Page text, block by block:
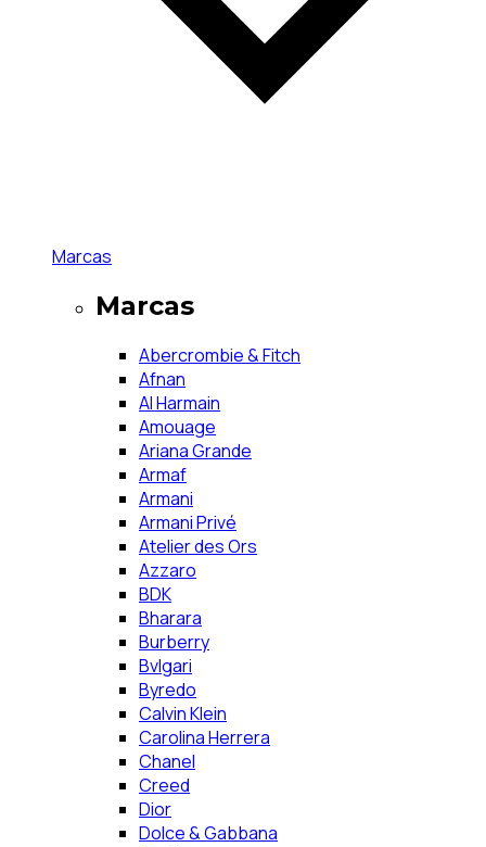
Marcas
Marcas
Abercrombie & Fitch
Afnan
Al Harmain
Amouage
Ariana Grande
Armaf
Armani
Armani Privé
Atelier des Ors
Azzaro
BDK
Bharara
Burberry
Bvlgari
Byredo
Calvin Klein
Carolina Herrera
Chanel
Creed
Dior
Dolce & Gabbana